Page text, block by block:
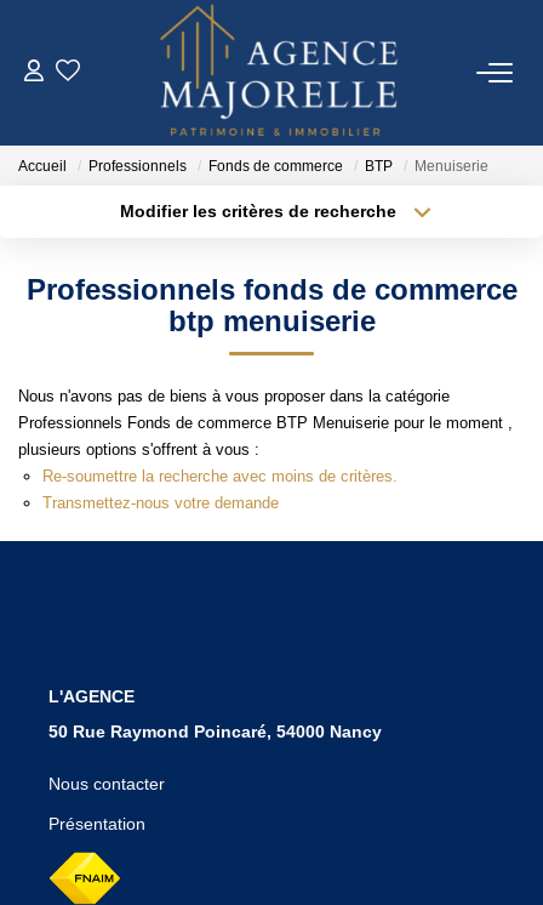
ACHETER
FAIRE GÉRER
IMMO NEUF
NOTRE AGENCE
Notre Agence
Accueil Professionnels Fonds de commerce BTP Menuiserie
Modifier les critères de recherche
Type de bien
Surface min
Créer une alerte
Professionnels fonds de commerce
btp menuiserie
Nous n'avons pas de biens à vous proposer dans la catégorie
Professionnels Fonds de commerce BTP Menuiserie pour le moment ,
plusieurs options s'offrent à vous :
Re-soumettre la recherche avec moins de critères.
Transmettez-nous votre demande
L'AGENCE
50 Rue Raymond Poincaré, 54000 Nancy
Nous contacter
Présentation